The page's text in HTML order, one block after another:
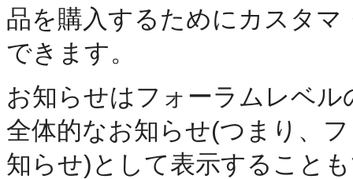
品を購入するためにカスタ
できます。
お知らせはフォーラムレベ
全体的なお知らせ(つまり、
知らせ)として表示すること